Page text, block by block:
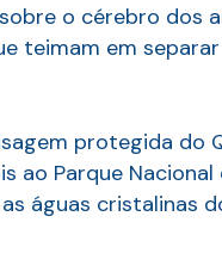
o cérebro dos
teimam em
protegida do
ao Parque
águas cristalinas